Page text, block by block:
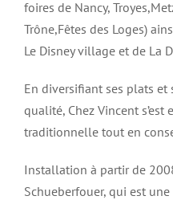
foires de Nancy,
Trône,Fêtes des Loges)
Le Disney village et de La
En diversifiant ses plats
qualité, Chez Vincent
traditionnelle tout en
Installation à partir de
Schueberfouer, qui est